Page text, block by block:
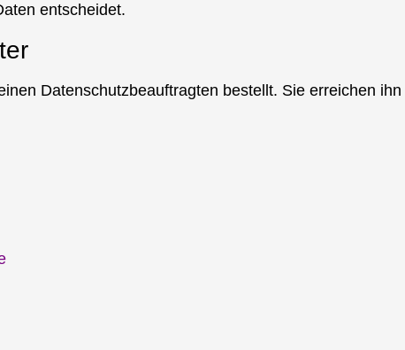
entscheidet.
Datenschutzbeauftragten bestellt. Sie erreichen ihn